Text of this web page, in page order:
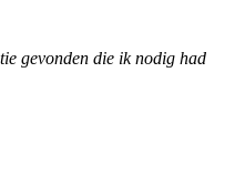
gevonden die ik nodig had